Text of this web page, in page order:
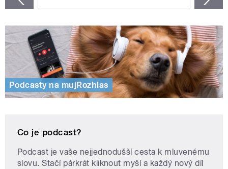
Podcasty na mujRozhlas
Co je podcast?
Podcast je vaše nejjednodušší cesta k mluvenému
slovu. Stačí párkrát kliknout myší a každý nový díl